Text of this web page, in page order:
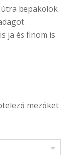
bepakolok
ja és finom is
mezőket